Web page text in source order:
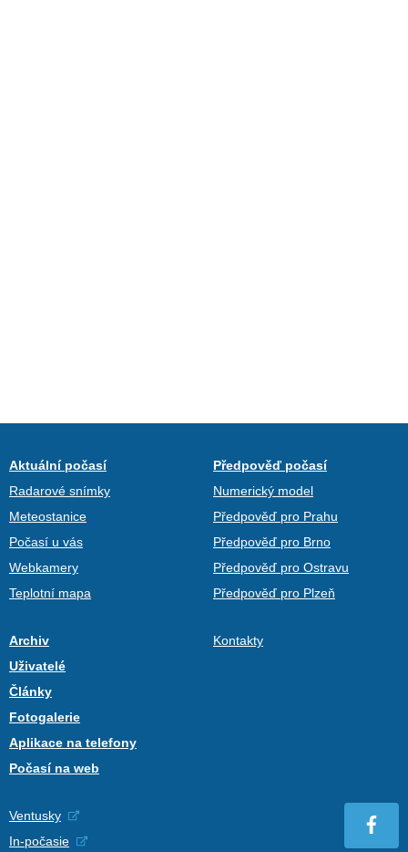
Aktuální počasí
Radarové snímky
Meteostanice
Počasí u vás
Webkamery
Teplotní mapa
Předpověď počasí
Numerický model
Předpověď pro Prahu
Předpověď pro Brno
Předpověď pro Ostravu
Předpověď pro Plzeň
Archiv
Uživatelé
Články
Fotogalerie
Aplikace na telefony
Počasí na web
Kontakty
Ventusky
In-počasie